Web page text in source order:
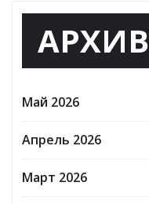
АРХИВ
Май 2026
Апрель 2026
Март 2026